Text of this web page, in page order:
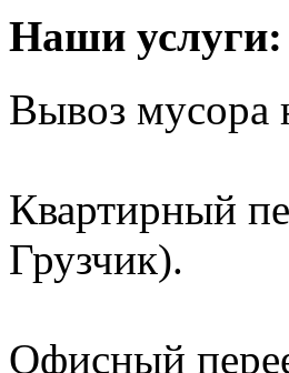
Наши услуги:
Вывоз мусора
Квартирный
Грузчик).
Офисный